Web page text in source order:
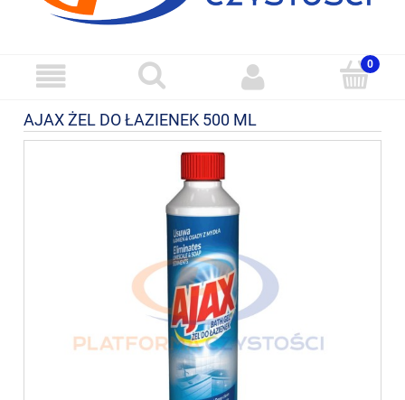
AJAX ŻEL DO ŁAZIENEK 500 ML